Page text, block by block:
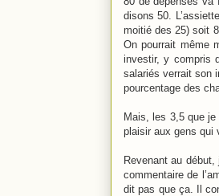
disons 50.
moitié des 25) soit
On pourrait même
investir, y compris
salariés verrait son
pourcentage des
Mais, les 3,5 que je
plaisir aux gens qui
Revenant au
commentaire de
dit pas que ça. Il